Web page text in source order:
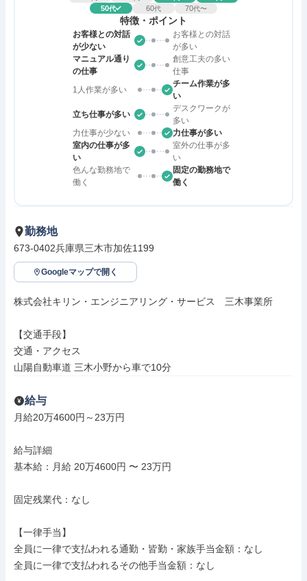
50代 60代 70代〜
特徴・ポイント
お客様との対話
が少ない
お客様との対話
が多い
マニュアル通り
の仕事
創意工夫の多い
仕事
1人作業が多い
チーム作業が多
い
立ち仕事が多い
デスクワークが
多い
力仕事が少ない
力仕事が多い
室内の仕事が多
い
室外の仕事が多
い
色んな勤務地で
働く
固定の勤務地で
働く
勤務地
673-0402兵庫県三木市加佐1199
Googleマップで開く
株式会社キリン・エンジニアリング・サービス　三木事業所
【交通手段】
交通・アクセス
山陽自動車道 三木小野から車で10分
給与
月給20万4600円～23万円
給与詳細
基本給：月給 20万4600円 〜 23万円
固定残業代：なし
【一律手当】
全員に一律で支払われる通勤・皆勤・家族手当金額：なし
全員に一律で支払われるその他手当金額：なし